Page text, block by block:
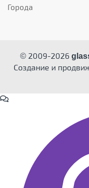
Города
© 2009-2026
Создание и